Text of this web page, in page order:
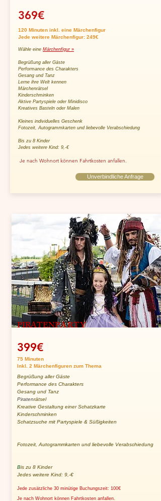
369€
120 Minuten inkl. eine Märchenfigur
Jede weitere Märchenfigur: 249€
Wähle eine Märchenfigur»
Begrüßung aller Gäste
Performance des Charakters
Gesang und Tanz
Lerne ihre Welt kennen
Märchenrätsel
Kinderschminken
Aktive Partyspiele oder Minidisco
Kreatives Basteln oder Malen
Kleines individuelles Geschenk
Fotozeit, Autogrammkarten und liebevolle Verabschiedung
Bis zu 8 Kinder
Jedes weitere Kind: 9,-€
Je nach Wohnort können Fahrtkosten anfallen.
Unverbindliche Anfrage
PIRATENPARTY
399€
75 Minuten
Inkl. 2 Märchenfiguren zum Thema
Begrüßung aller Gäste
Performance des Charakters
Gesang und Tanz
Piratenrätsel
Kreative Gestaltung einer Schatzkarte
Kinderschminken
Schatzsuche mit Partyspiele & Süßigkeiten
Fotozeit, Autogrammkarten und liebevolle Verabschiedung
Bis zu 8 Kinder
Jedes weitere Kind: 9,-€
Jede zusätzliche 30 minütige Buchungszeit: 100€
Je nach Wohnort können Fahrtkosten anfallen.